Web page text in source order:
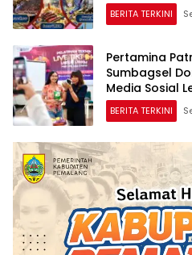
BERITA TERKINI
Pertamina
Sumbagsel
Media Sosial
Jago Closing”
BERITA TERKINI